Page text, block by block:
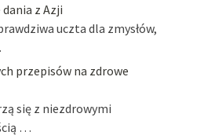
z Azji
uczta dla zmysłów,
przepisów na zdrowe
się z niezdrowymi
…